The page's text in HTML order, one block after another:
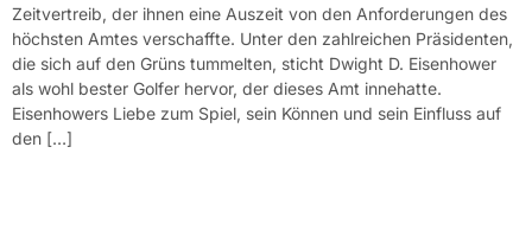
Zeitvertreib, der ihnen eine Auszeit von den Anforderungen des
höchsten Amtes verschaffte. Unter den zahlreichen Präsidenten,
die sich auf den Grüns tummelten, sticht Dwight D. Eisenhower
als wohl bester Golfer hervor, der dieses Amt innehatte.
Eisenhowers Liebe zum Spiel, sein Können und sein Einfluss auf
den […]